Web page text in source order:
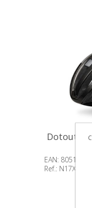
Dotout
EAN:
Ref.: N17X02019